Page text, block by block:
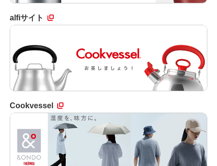
alfiサイト
Cookvessel